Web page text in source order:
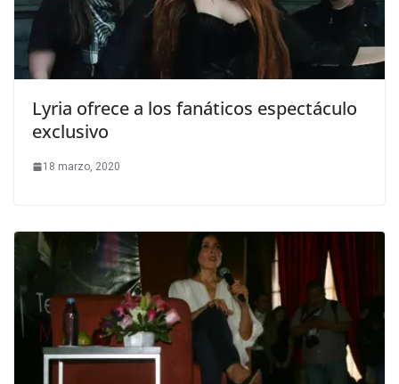
Lyria ofrece a los fanáticos espectáculo
exclusivo
18 marzo, 2020